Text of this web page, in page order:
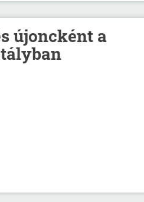
újoncként a